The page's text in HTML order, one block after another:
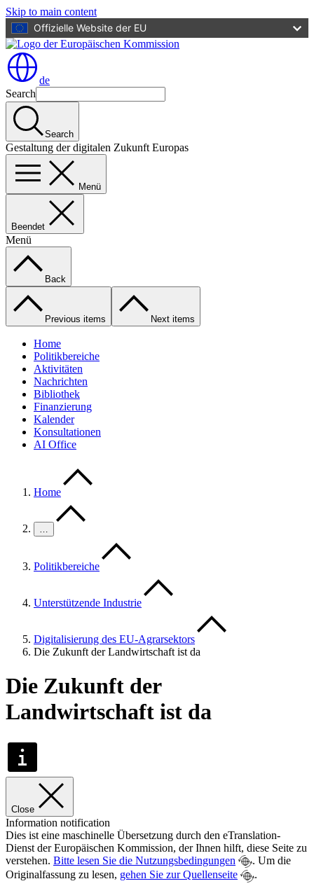
Skip to main content
Offizielle Website der EU
de
Search
Search
Gestaltung der digitalen Zukunft Europas
Menü
Beendet
Menü
Back
Previous items Next items
Home
Politikbereiche
Aktivitäten
Nachrichten
Bibliothek
Finanzierung
Kalender
Konsultationen
AI Office
Home
…
Politikbereiche
Unterstützende Industrie
Digitalisierung des EU-Agrarsektors
Die Zukunft der Landwirtschaft ist da
Die Zukunft der
Landwirtschaft ist da
Close
Information notification
Dies ist eine maschinelle Übersetzung durch den eTranslation-
Dienst der Europäischen Kommission, der Ihnen hilft, diese Seite zu
verstehen. Bitte lesen Sie die Nutzungsbedingungen
. Um die
Originalfassung zu lesen, gehen Sie zur Quellenseite .